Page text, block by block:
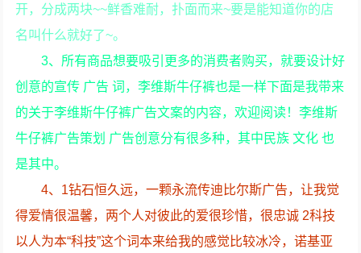
开，分成两块~~鲜香难耐，扑面而来~要是能知道你的店
名叫什么就好了~。
3、所有商品想要吸引更多的消费者购买，就要设计好
创意的宣传 广告 词，李维斯牛仔裤也是一样下面是我带来
的关于李维斯牛仔裤广告文案的内容，欢迎阅读！李维斯
牛仔裤广告策划 广告创意分有很多种，其中民族 文化 也
是其中。
4、1钻石恒久远，一颗永流传迪比尔斯广告，让我觉
得爱情很温馨，两个人对彼此的爱很珍惜，很忠诚 2科技
以人为本“科技”这个词本来给我的感觉比较冰冷，诺基亚